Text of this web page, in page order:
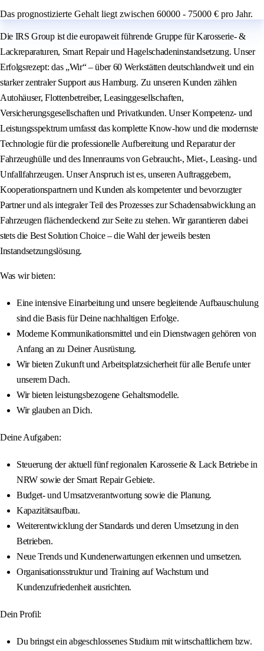
Das prognostizierte Gehalt liegt zwischen 60000 - 75000 € pro Jahr.
Die IRS Group ist die europaweit führende Gruppe für Karosserie- &
Lackreparaturen, Smart Repair und Hagelschadeninstandsetzung. Unser
Erfolgsrezept: das „Wir“ – über 60 Werkstätten deutschlandweit und ein
starker zentraler Support aus Hamburg. Zu unseren Kunden zählen
Autohäuser, Flottenbetreiber, Leasinggesellschaften,
Versicherungsgesellschaften und Privatkunden. Unser Kompetenz- und
Leistungsspektrum umfasst das komplette Know-how und die modernste
Technologie für die professionelle Aufbereitung und Reparatur der
Fahrzeughülle und des Innenraums von Gebraucht-, Miet-, Leasing- und
Unfallfahrzeugen. Unser Anspruch ist es, unseren Auftraggebern,
Kooperationspartnern und Kunden als kompetenter und bevorzugter
Partner und als integraler Teil des Prozesses zur Schadensabwicklung an
Fahrzeugen flächendeckend zur Seite zu stehen. Wir garantieren dabei
stets die Best Solution Choice – die Wahl der jeweils besten
Instandsetzungslösung.
Was wir bieten:
Eine intensive Einarbeitung und unsere begleitende Aufbauschulung
sind die Basis für Deine nachhaltigen Erfolge.
Moderne Kommunikationsmittel und ein Dienstwagen gehören von
Anfang an zu Deiner Ausrüstung.
Wir bieten Zukunft und Arbeitsplatzsicherheit für alle Berufe unter
unserem Dach.
Wir bieten leistungsbezogene Gehaltsmodelle.
Wir glauben an Dich.
Deine Aufgaben:
Steuerung der aktuell fünf regionalen Karosserie & Lack Betriebe in
NRW sowie der Smart Repair Gebiete.
Budget- und Umsatzverantwortung sowie die Planung.
Kapazitätsaufbau.
Weiterentwicklung der Standards und deren Umsetzung in den
Betrieben.
Neue Trends und Kundenerwartungen erkennen und umsetzen.
Organisationsstruktur und Training auf Wachstum und
Kundenzufriedenheit ausrichten.
Dein Profil:
Du bringst ein abgeschlossenes Studium mit wirtschaftlichem bzw.